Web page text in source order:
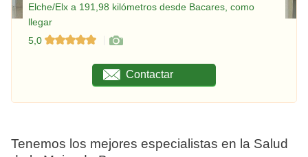
Elche/Elx a 191,98 kilómetros desde Bacares, como
llegar
5,0
Contactar
Tenemos los mejores especialistas en la Salud